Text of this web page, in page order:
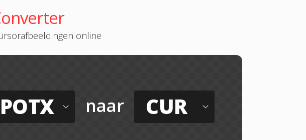
online
POTX naar CUR